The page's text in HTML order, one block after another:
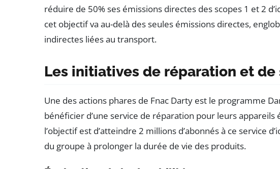
réduire de 50% ses émissions directes des scopes 1 et 2
cet objectif va au-delà des seules émissions directes,
indirectes liées au transport.
Les initiatives de réparation et de
Une des actions phares de Fnac Darty est le programme
bénéficier d’une service de réparation pour leurs
l’objectif est d’atteindre 2 millions d’abonnés à ce service
du groupe à prolonger la durée de vie des produits.